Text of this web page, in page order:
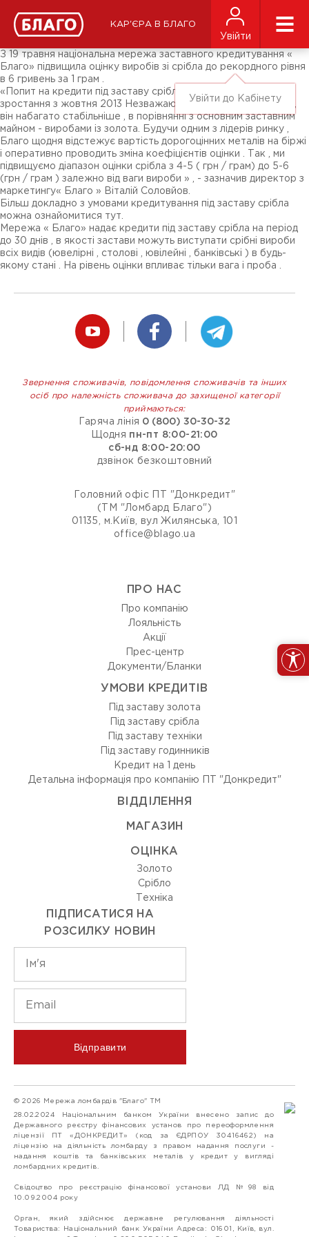
КАР'ЄРА В БЛАГО
Увійти
Увійти до Кабінету
ЗМІ про нас
Підписники соц-мереж
Ярмарки
З 19 травня національна мережа заставного кредитування «
Благо» підвищила оцінку виробів зі срібла до рекордного рівня
в 6 гривень за 1 грам .
«Попит на кредити під заставу срібла показує стійке
зростання з жовтня 2013 Незважаючи на різницю в обсягах ,
він набагато стабільніше , в порівнянні з основним заставним
майном - виробами із золота. Будучи одним з лідерів ринку ,
Благо щодня відстежує вартість дорогоцінних металів на біржі
і оперативно проводить зміна коефіцієнтів оцінки . Так , ми
підвищуємо діапазон оцінки срібла з 4-5 ( грн / грам) до 5-6
(грн / грам ) залежно від ваги вироби » , - зазначив директор з
маркетингу« Благо » Віталій Соловйов.
Більш докладно з умовами кредитування під заставу срібла
можна ознайомитися тут.
Мережа « Благо» надає кредити під заставу срібла на період
до 30 днів , в якості застави можуть виступати срібні вироби
всіх видів (ювелірні , столові , ювілейні , банківські ) в будь-
якому стані . На рівень оцінки впливає тільки вага і проба .
Звернення споживачів, повідомлення споживачів та інших
осіб про належність споживача до захищеної категорії
приймаються:
Гаряча лінія 0 (800) 30-30-32
Щодня пн-пт 8:00-21:00
сб-нд 8:00-20:00
дзвінок безкоштовний
Головний офіс ПТ "Донкредит"
(ТМ "Ломбард Благо")
01135, м.Київ, вул Жилянська, 101
office@blago.ua
ПРО НАС
Про компанію
Лояльність
Акції
Прес-центр
Документи/Бланки
УМОВИ КРЕДИТІВ
Під заставу золота
Під заставу срібла
Під заставу техніки
Під заставу годинників
Кредит на 1 день
Детальна інформація про компанію ПТ "Донкредит"
ВIДДIЛЕННЯ
МАГАЗИН
ОЦIНКА
Золото
Срiбло
Технiка
ПІДПИСАТИСЯ НА
РОЗСИЛКУ НОВИН
Відправити
© 2026 Мережа ломбардів "Благо" ТМ
28.02.2024 Національним банком України внесено запис до
Державного реєстру фінансових установ про переоформлення
ліцензії ПТ «ДОНКРЕДИТ» (код за ЄДРПОУ 30416462) на
ліцензію на діяльність ломбарду з правом надання послуги -
надання коштів та банківських металів у кредит у вигляді
ломбардних кредитів.
Свідоцтво про реєстрацію фінансової установи ЛД №98 від
10.09.2004 року
Орган, який здійснює державне регулювання діяльності
Товариства: Національний банк України Адреса: 01601, Київ, вул.